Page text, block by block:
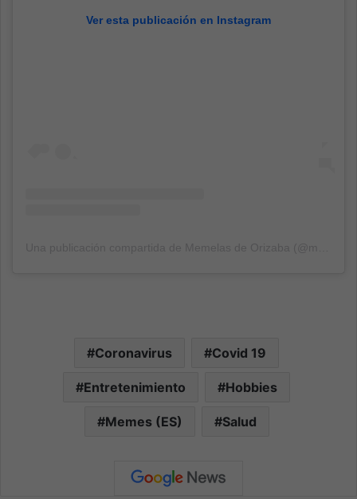
Ver esta publicación en Instagram
Coronavirus Covid 19
Entretenimiento Hobbies
Memes (ES) Salud